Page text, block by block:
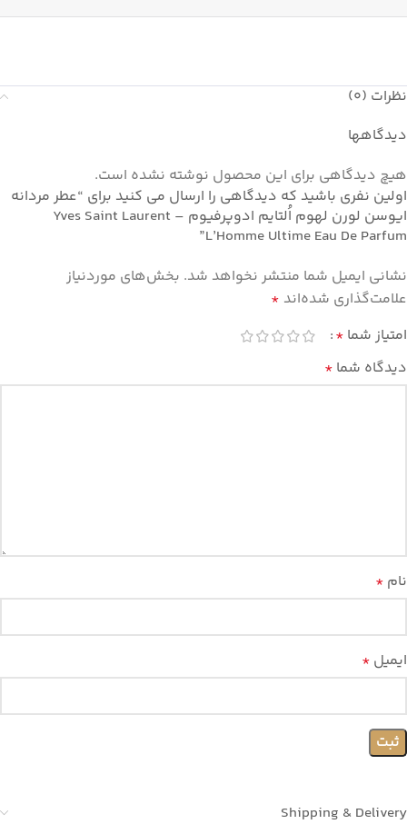
نظرات (0)
دیدگاهها
هیچ دیدگاهی برای این محصول نوشته نشده است.
اولین نفری باشید که دیدگاهی را ارسال می کنید برای “عطر مردانه
ایوسن لورن لهوم اُلتایم ادوپرفیوم – Yves Saint Laurent
L’Homme Ultime Eau De Parfum”
نشانی ایمیل شما منتشر نخواهد شد. بخش‌های موردنیاز
علامت‌گذاری شده‌اند *
امتیاز شما *
دیدگاه شما *
نام *
ایمیل *
Shipping & Delivery